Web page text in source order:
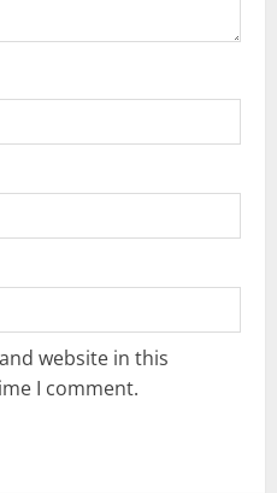
website in this
I comment.